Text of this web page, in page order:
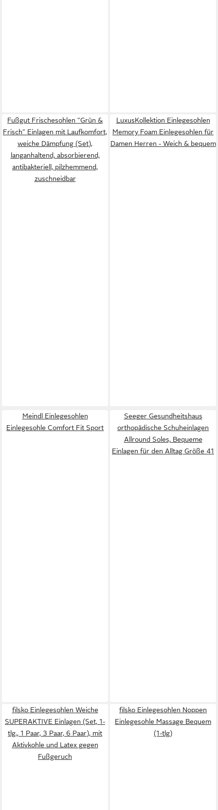
Fußgut Frischesohlen "Grün &
Frisch" Einlagen mit Laufkomfort,
weiche Dämpfung (Set),
langanhaltend, absorbierend,
antibakteriell, pilzhemmend,
zuschneidbar
LuxusKollektion Einlegesohlen
Memory Foam Einlegesohlen für
Damen Herren - Weich & bequem
Meindl Einlegesohlen
Einlegesohle Comfort Fit Sport
Seeger Gesundheitshaus
orthopädische Schuheinlagen
Allround Soles, Bequeme
Einlagen für den Alltag Größe 41
filsko Einlegesohlen Weiche
SUPERAKTIVE Einlagen (Set, 1-
tlg., 1 Paar, 3 Paar, 6 Paar), mit
Aktivkohle und Latex gegen
Fußgeruch
filsko Einlegesohlen Noppen
Einlegesohle Massage Bequem
(1-tlg)